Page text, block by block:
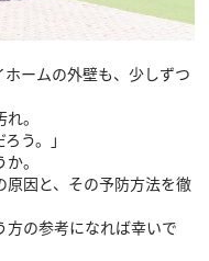
ームの外壁も、少しずつ
。
う。」
。
原因と、その予防方法を徹
の参考になれば幸いで